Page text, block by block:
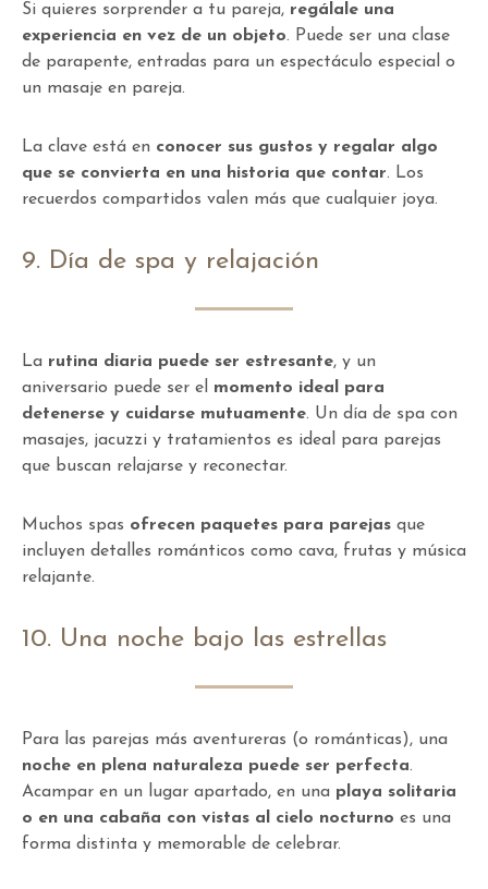
Si quieres sorprender a tu pareja, regálale una
experiencia en vez de un objeto. Puede ser una clase
de parapente, entradas para un espectáculo especial o
un masaje en pareja.
La clave está en conocer sus gustos y regalar algo
que se convierta en una historia que contar. Los
recuerdos compartidos valen más que cualquier joya.
9. Día de spa y relajación
La rutina diaria puede ser estresante, y un
aniversario puede ser el momento ideal para
detenerse y cuidarse mutuamente. Un día de spa con
masajes, jacuzzi y tratamientos es ideal para parejas
que buscan relajarse y reconectar.
Muchos spas ofrecen paquetes para parejas que
incluyen detalles románticos como cava, frutas y música
relajante.
10. Una noche bajo las estrellas
Para las parejas más aventureras (o románticas), una
noche en plena naturaleza puede ser perfecta.
Acampar en un lugar apartado, en una playa solitaria
o en una cabaña con vistas al cielo nocturno es una
forma distinta y memorable de celebrar.